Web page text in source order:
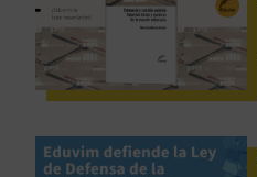
e
í
i